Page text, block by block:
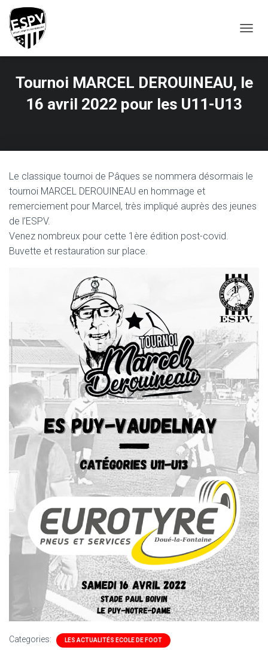
L
G
T
N
Tournoi MARCEL DEROUINEAU, le
16 avril 2022 pour les U11-U13
Le classique tournoi de Pâques se nommera désormais le
tournoi MARCEL DEROUINEAU en hommage et
remerciement pour Marcel, très impliqué auprès des jeunes
de l’ESPV.
Venez nombreux pour cette 1ère édition post-covid.
Buvette et restauration sur place.
Categories: LES ACTUALITÉS ECOLE DE FOOT